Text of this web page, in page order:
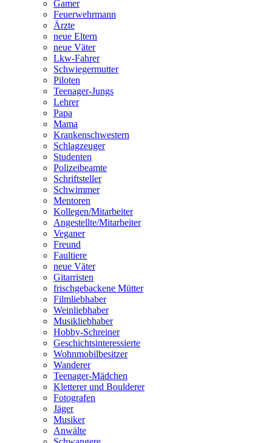
Gamer
Feuerwehrmann
Ärzte
neue Eltern
neue Väter
Lkw-Fahrer
Schwiegermutter
Piloten
Teenager-Jungs
Lehrer
Papa
Mama
Krankenschwestern
Schlagzeuger
Studenten
Polizeibeamte
Schriftsteller
Schwimmer
Mentoren
Kollegen/Mitarbeiter
Angestellte/Mitarbeiter
Veganer
Freund
Faultiere
neue Väter
Gitarristen
frischgebackene Mütter
Filmliebhaber
Weinliebhaber
Musikliebhaber
Hobby-Schreiner
Geschichtsinteressierte
Wohnmobilbesitzer
Wanderer
Teenager-Mädchen
Kletterer und Boulderer
Fotografen
Jäger
Musiker
Anwälte